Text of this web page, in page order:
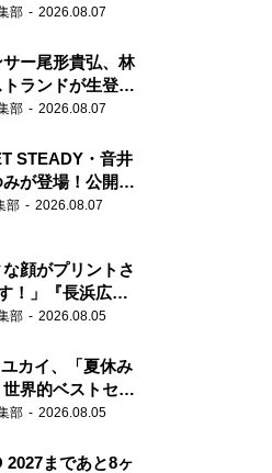
てランパンプス
部 2026.08.07
ー尾形貴弘、林
ランドが生登
リー昼ズ』
部 2026.08.07
STEADY・音井
が登場！公開収
部 2026.08.07
な顔がプリントさ
！」『長浜広奈
組グッズ発売
部 2026.08.05
カイ、「夏休み
界的ベストセラ
』を紹介
部 2026.08.05
まであと8ヶ